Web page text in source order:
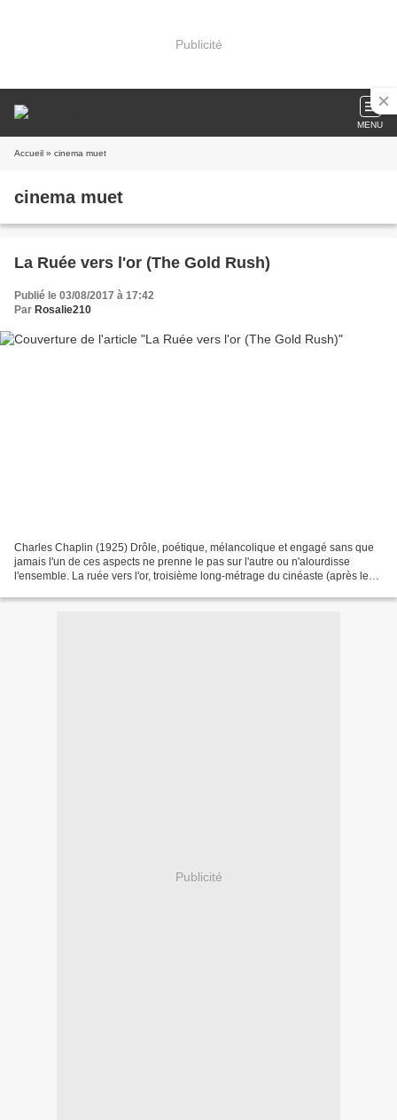
Publicité
MENU
Accueil » cinema muet
cinema muet
La Ruée vers l'or (The Gold Rush)
Publié le 03/08/2017 à 17:42
Par Rosalie210
Charles Chaplin (1925) Drôle, poétique, mélancolique et engagé sans que
jamais l'un de ces aspects ne prenne le pas sur l'autre ou n'alourdisse
l'ensemble. La ruée vers l'or, troisième long-métrage du cinéaste (après le
Publicité